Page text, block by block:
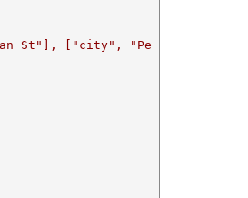
St"], ["city", "Pe